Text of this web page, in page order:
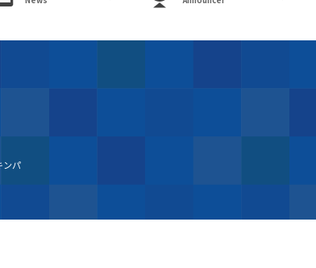
試写会・プレゼント
パ